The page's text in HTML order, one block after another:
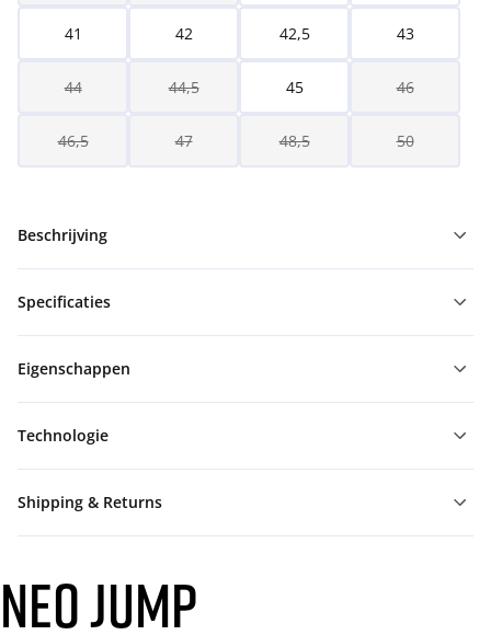
41 42 42,5 43
44 44,5 45 46
46,5 47 48,5 50
Beschrijving
Specificaties
Eigenschappen
Technologie
Shipping & Returns
NEO JUMP